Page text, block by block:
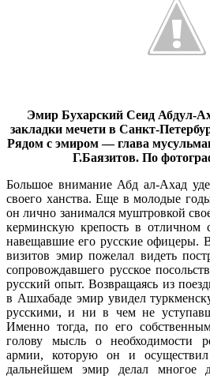
Эмир Бухарский Сеид Абдул-
закладки мечети в Санкт-
Рядом с эмиром — глава
Г.Баязитов. По
Большое внимание Абд ал-Ахад
своего ханства. Еще в молодые
он лично занимался муштровкой
керминскую крепость в отличном
навещавшие его русские офицеры.
визитов эмир пожелал видеть
сопровождавшего русское
русский опыт. Возвращаясь из
в Ашхабаде эмир увидел
русскими, и ни в чем не
Именно тогда, по его
голову мысль о необходимости
армии, которую он и
дальнейшем эмир делал многое